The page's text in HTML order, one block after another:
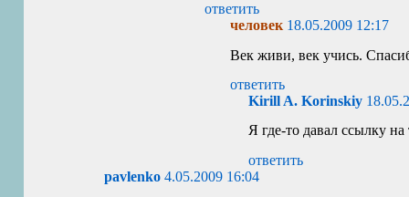
ответить
человек 18.05.2009 12:17
Век живи, век учись.
ответить
Kirill A. Korinskiy
Я где-то давал ссылку
ответить
pavlenko 4.05.2009 16:04